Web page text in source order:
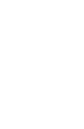
פיצה של תשעת הימים ולמה